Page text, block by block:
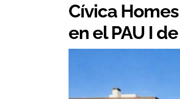
Cívica
en el PAU I